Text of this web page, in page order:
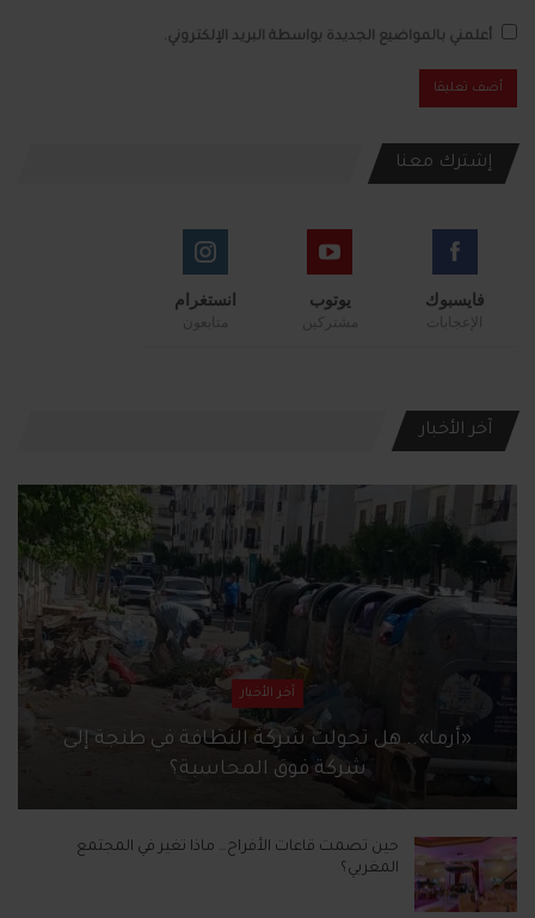
أعلمني بالمواضيع الجديدة بواسطة البريد الإلكتروني.
إشترك معنا
فايسبوك
الإعجابات
يوتوب
مشتركين
انستغرام
متابعون
آخر الأخبار
آخر الأخبار
«أرما».. هل تحولت شركة النظافة في طنجة إلى
شركة فوق المحاسبة؟
حين تصمت قاعات الأفراح… ماذا تغير في المجتمع
المغربي؟